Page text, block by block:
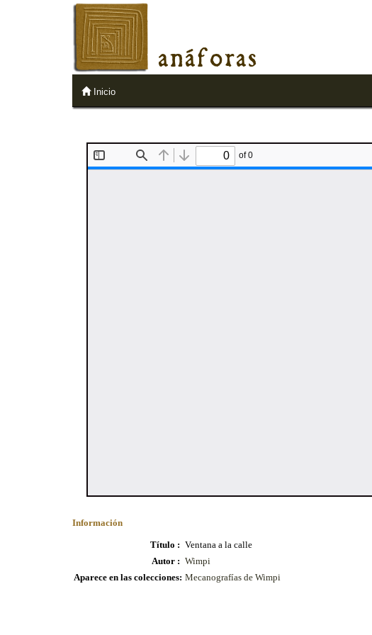
anáforas
Inicio
Información
Título : Ventana a la calle
Autor : Wimpi
Aparece en las colecciones: Mecanografías de Wimpi